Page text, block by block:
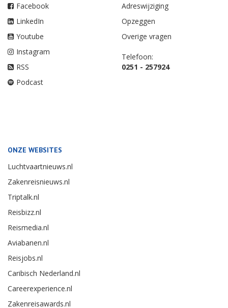
Facebook
LinkedIn
Youtube
Instagram
RSS
Podcast
Adreswijziging
Opzeggen
Overige vragen
Telefoon:
0251 - 257924
ONZE WEBSITES
Luchtvaartnieuws.nl
Zakenreisnieuws.nl
Triptalk.nl
Reisbizz.nl
Reismedia.nl
Aviabanen.nl
Reisjobs.nl
Caribisch Nederland.nl
Careerexperience.nl
Zakenreisawards.nl